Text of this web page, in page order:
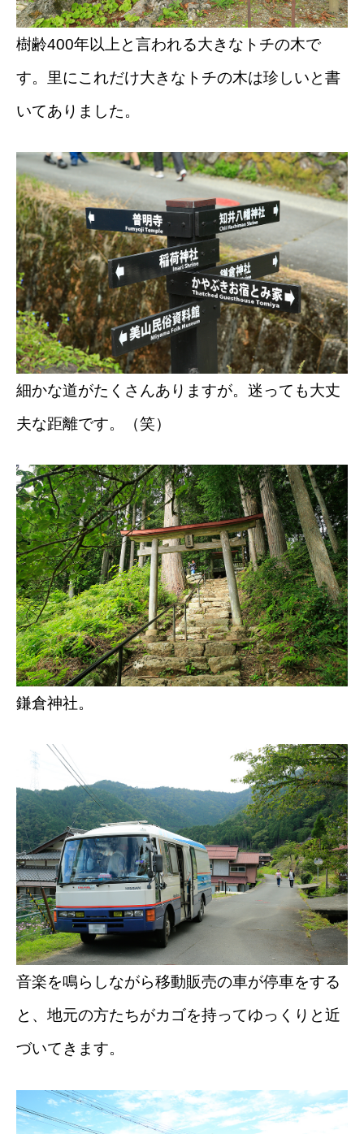
樹齢400年以上と言われる大きなトチの木で
す。里にこれだけ大きなトチの木は珍しいと書
いてありました。
細かな道がたくさんありますが。迷っても大丈
夫な距離です。（笑）
鎌倉神社。
音楽を鳴らしながら移動販売の車が停車をする
と、地元の方たちがカゴを持ってゆっくりと近
づいてきます。